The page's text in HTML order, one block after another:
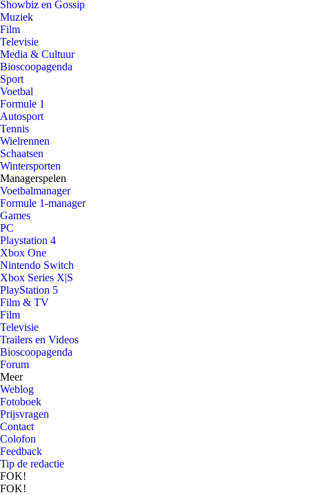
Showbiz en Gossip
Muziek
Film
Televisie
Media & Cultuur
Bioscoopagenda
Sport
Voetbal
Formule 1
Autosport
Tennis
Wielrennen
Schaatsen
Wintersporten
Managerspelen
Voetbalmanager
Formule 1-manager
Games
PC
Playstation 4
Xbox One
Nintendo Switch
Xbox Series X|S
PlayStation 5
Film & TV
Film
Televisie
Trailers en Videos
Bioscoopagenda
Forum
Meer
Weblog
Fotoboek
Prijsvragen
Contact
Colofon
Feedback
Tip de redactie
FOK!
FOK!